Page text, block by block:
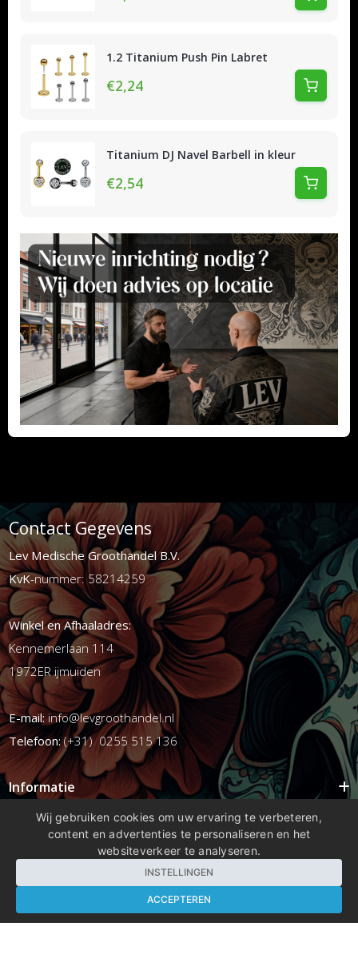
1.2 Titanium Push Pin Labret
€2,24
Titanium DJ Navel Barbell in kleur
€2,54
Contact Gegevens
Lev Medische Groothandel B.V.
KvK-nummer: 58214259
Winkel en Afhaaladres:
Kennemerlaan 114
1972ER ijmuiden
E-mail:info@levgroothandel.nl
Telefoon:(+31) 0255 515 136
Informatie
Mijn account
Wij gebruiken cookies om uw ervaring te verbeteren,
content en advertenties te personaliseren en het
websiteverkeer te analyseren.
INSTELLINGEN
ACCEPTEREN